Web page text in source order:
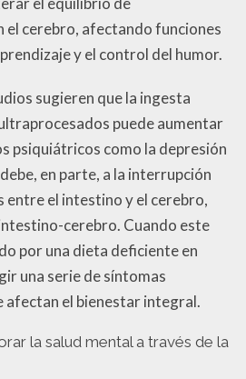
el cerebro, afectando funciones
y el control del humor.
sugieren que la ingesta
puede aumentar
psiquiátricos como la depresión
en parte, a la interrupción
entre el intestino y el cerebro,
cerebro. Cuando este
por una dieta deficiente en
una serie de síntomas
afectan el bienestar integral.
la salud mental a través de la